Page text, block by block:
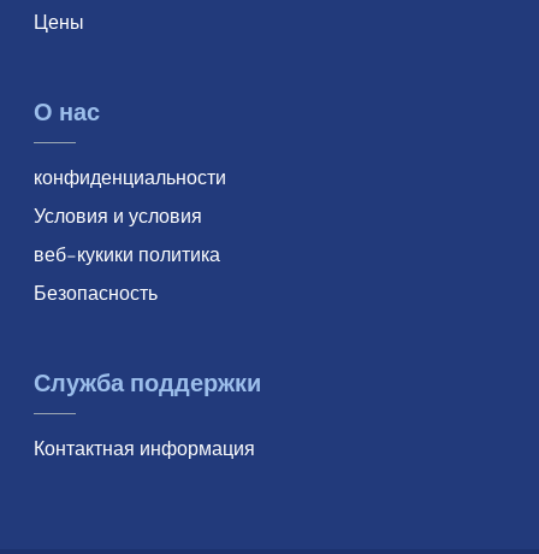
Цены
О нас
конфиденциальности
Условия и условия
веб-кукики политика
Безопасность
Служба поддержки
Контактная информация